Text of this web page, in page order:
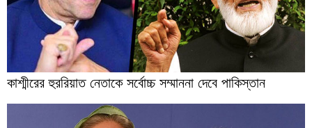
কাশ্মীরের হুররিয়াত নেতাকে সর্বোচ্চ সম্মাননা দেবে পাকিস্তান